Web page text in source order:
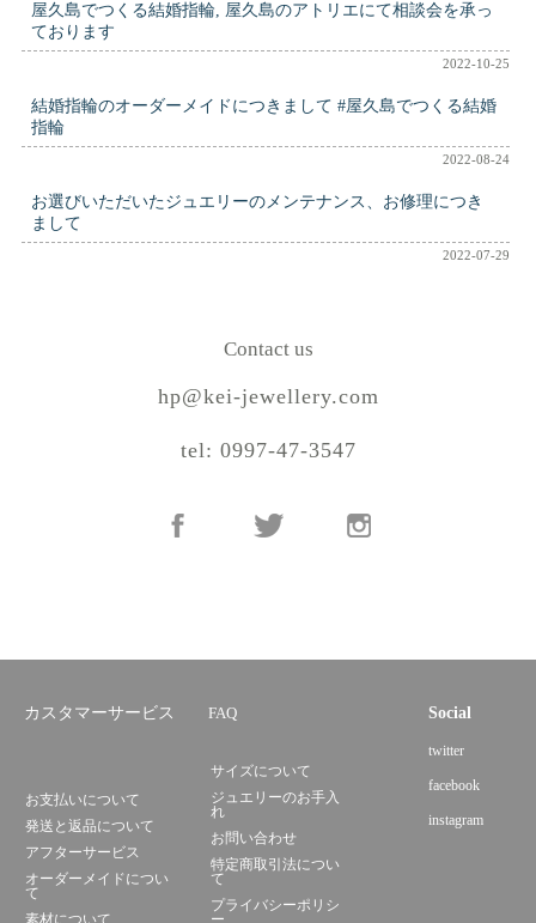
屋久島でつくる結婚指輪, 屋久島のアトリエにて相談会を承っ
ております
2022-10-25
結婚指輪のオーダーメイドにつきまして #屋久島でつくる結婚
指輪
2022-08-24
お選びいただいたジュエリーのメンテナンス、お修理につき
まして
2022-07-29
Contact us
hp@kei-jewellery.com
tel: 0997-47-3547
カスタマーサービス FAQ
お支払いについて
発送と返品について
アフターサービス
オーダーメイドについ
て
素材について
サイズについて
ジュエリーのお手入
れ
お問い合わせ
特定商取引法につい
て
プライバシーポリシ
ー
Social
twitter
facebook
instagram